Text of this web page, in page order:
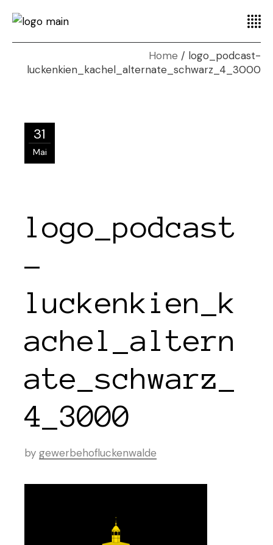
Home
logo_podcast-
luckenkien_kachel_alternate_schwarz_4_3000
31
Mai
logo_podcast
-
luckenkien_k
achel_altern
ate_schwarz_
4_3000
by gewerbehofluckenwalde